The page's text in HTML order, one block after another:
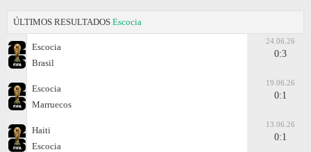
ÚLTIMOS RESULTADOS Escocia
Escocia
Brasil
24.06.26
0:3
Escocia
Marruecos
19.06.26
0:1
Haiti
Escocia
13.06.26
0:1